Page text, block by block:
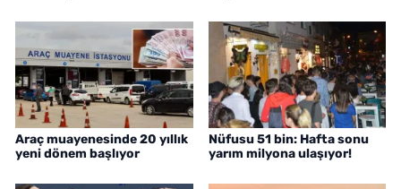
Araç muayenesinde 20 yıllık
yeni dönem başlıyor
Nüfusu 51 bin: Hafta sonu
yarım milyona ulaşıyor!